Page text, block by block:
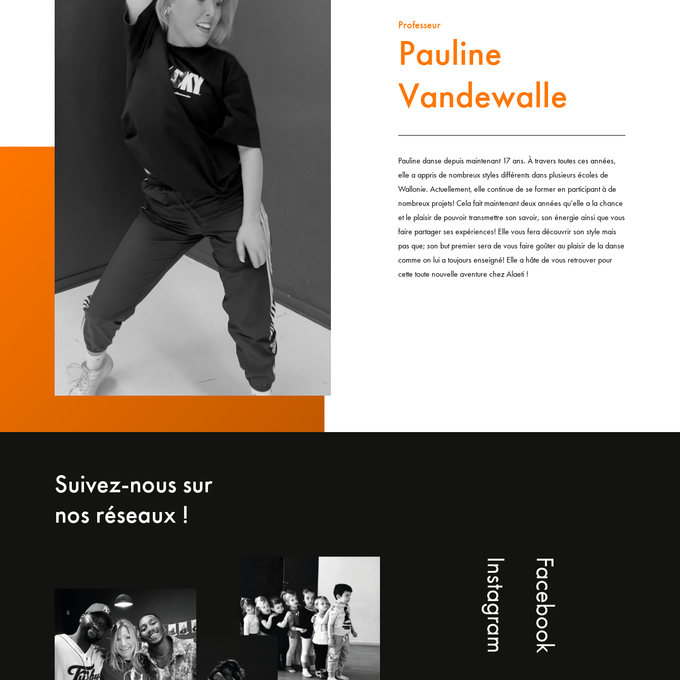
Professeur
Pauline
Vandewalle
Pauline danse depuis maintenant 17 ans. À travers toutes ces années,
elle a appris de nombreux styles différents dans plusieurs écoles de
Wallonie. Actuellement, elle continue de se former en participant à de
nombreux projets! Cela fait maintenant deux années qu’elle a la chance
et le plaisir de pouvoir transmettre son savoir, son énergie ainsi que vous
faire partager ses expériences! Elle vous fera découvrir son style mais
pas que; son but premier sera de vous faire goûter au plaisir de la danse
comme on lui a toujours enseigné! Elle a hâte de vous retrouver pour
cette toute nouvelle aventure chez Alaeti !
Suivez-nous sur
nos réseaux !
Instagram Facebook